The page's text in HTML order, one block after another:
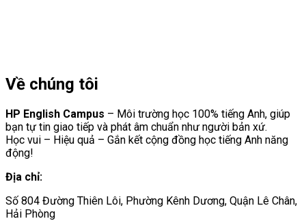
Về chúng tôi
HP English Campus – Môi trường học 100% tiếng Anh, giúp
bạn tự tin giao tiếp và phát âm chuẩn như người bản xứ.
Học vui – Hiệu quả – Gắn kết cộng đồng học tiếng Anh năng
động!
Địa chỉ:
Số 804 Đường Thiên Lôi, Phường Kênh Dương, Quận Lê Chân,
Hải Phòng